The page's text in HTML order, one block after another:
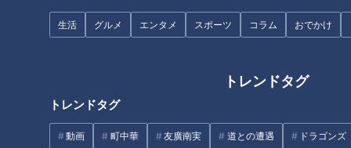
生活 グルメ エンタメ スポーツ コラム おでかけ
トレンドタグ
トレンドタグ
動画 町中華 友廣南実 道との遭遇 ドラゴンズ
います」 （東京都50代女性）
●「料理が大好きなのは、先生のおかげです」 （愛知県４0